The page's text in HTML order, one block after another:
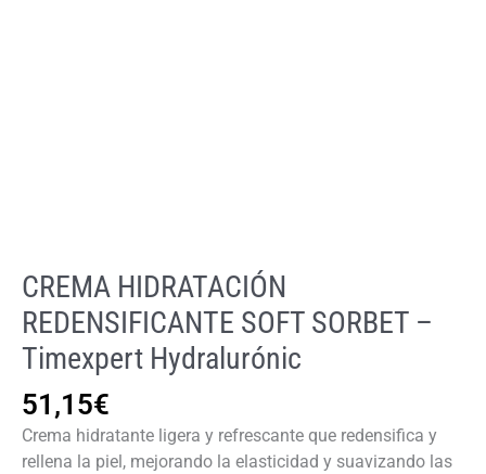
CREMA HIDRATACIÓN
REDENSIFICANTE SOFT SORBET –
Timexpert Hydralurónic
51,15€
Crema hidratante ligera y refrescante que redensifica y
rellena la piel, mejorando la elasticidad y suavizando las